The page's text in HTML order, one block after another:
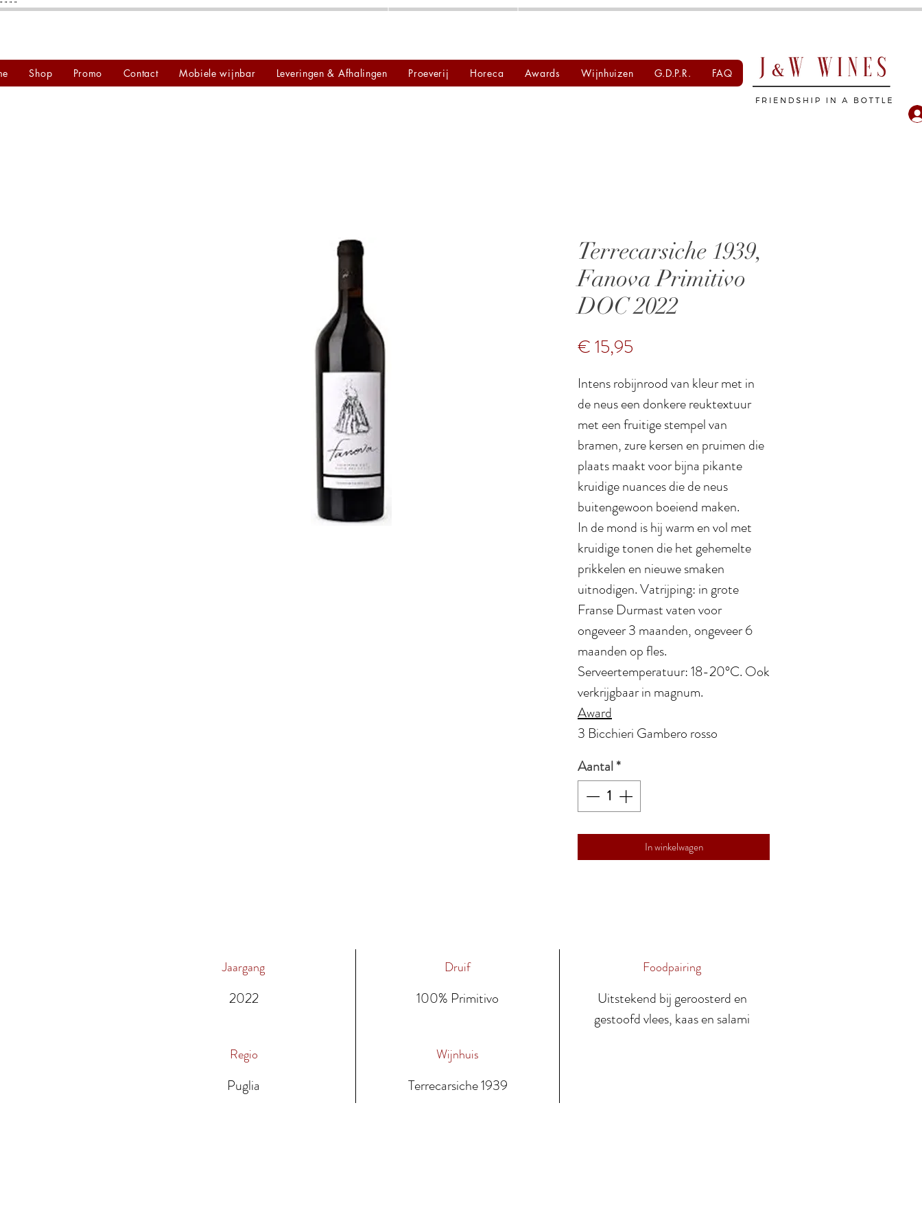
" " " "
Shop Promo Contact Mobiele wijnbar Leveringen & Afhalingen Proeverij Horeca Awards Wijnhuizen G.D.P.R. FAQ
Terrecarsiche 1939,
Fanova Primitivo
DOC 2022
€ 15,95
Intens robijnrood van kleur met in
de neus een donkere reuktextuur
met een fruitige stempel van
bramen, zure kersen en pruimen die
plaats maakt voor bijna pikante
kruidige nuances die de neus
buitengewoon boeiend maken.
In de mond is hij warm en vol met
kruidige tonen die het gehemelte
prikkelen en nieuwe smaken
uitnodigen. Vatrijping: in grote
Franse Durmast vaten voor
ongeveer 3 maanden, ongeveer 6
maanden op fles.
Serveertemperatuur: 18-20°C. Ook
verkrijgbaar in magnum.
Award
3 Bicchieri Gambero rosso
Aantal*
In winkelwagen
Jaargang
2022
Druif
100% Primitivo
Foodpairing
Uitstekend bij geroosterd en
gestoofd vlees, kaas en salami
Regio
Puglia
Wijnhuis
Terrecarsiche 1939